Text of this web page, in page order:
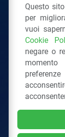
Via
Tutti i
Questo
per
vuoi
Cookie
negare o